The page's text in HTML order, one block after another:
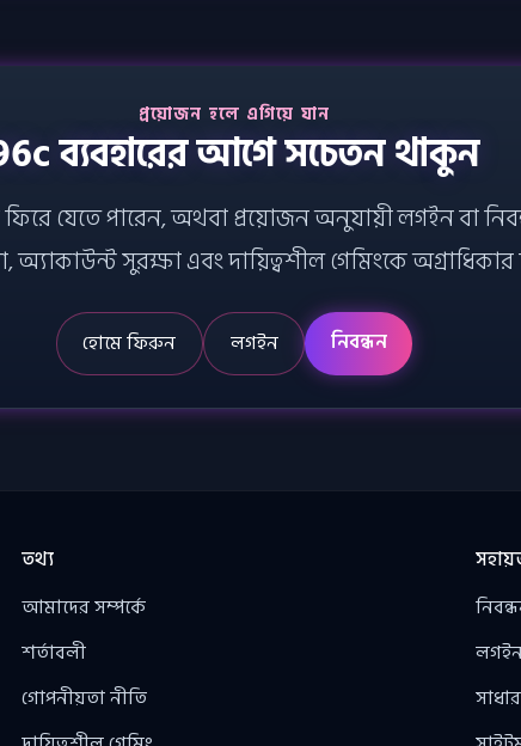
প্রয়োজন হলে এগিয়ে যান
ব্যবহারের আগে সচেতন থাকুন
যেতে পারেন, অথবা প্রয়োজন অনুযায়ী লগইন বা
অ্যাকাউন্ট সুরক্ষা এবং দায়িত্বশীল গেমিংকে অগ্রাধিকার
হোমে ফিরুন লগইন নিবন্ধন
তথ্য
আমাদের সম্পর্কে
শর্তাবলী
গোপনীয়তা নীতি